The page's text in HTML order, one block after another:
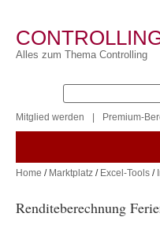
Alles zum Thema Controlling
Mitglied werden Premium-
Home / Marktplatz / Excel-Tools /
Renditeberechnung